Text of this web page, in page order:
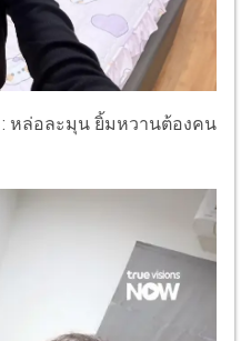
: หล่อละมุน ยิ้มหวานต้องคน